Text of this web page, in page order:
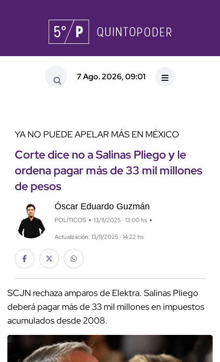
7 Ago. 2026, 09:01
YA NO PUEDE APELAR MÁS EN MÉXICO
Corte dice no a Salinas Pliego y le
ordena pagar más de 33 mil millones
de pesos
Óscar Eduardo Guzmán
POLÍTICOS 13/11/2025 · 13:00 hs
Actualización: 13/11/2025 · 14:22 hs
SCJN rechaza amparos de Elektra. Salinas Pliego
deberá pagar más de 33 mil millones en impuestos
acumulados desde 2008.